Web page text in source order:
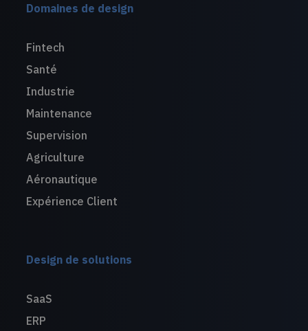
Domaines de design
Fintech
Santé
Industrie
Maintenance
Supervision
Agriculture
Aéronautique
Expérience Client
Design de solutions
SaaS
ERP